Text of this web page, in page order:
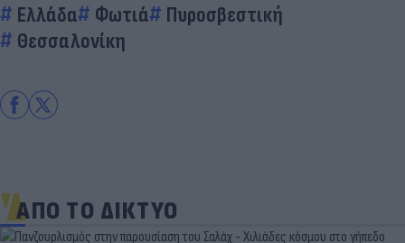
Ελλάδα Φωτιά
Πυροσβεστική
Θεσσαλονίκη
ΑΠΟ ΤΟ ΔΙΚΤΥΟ